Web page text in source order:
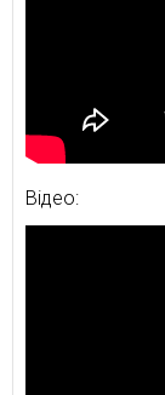
Відео: